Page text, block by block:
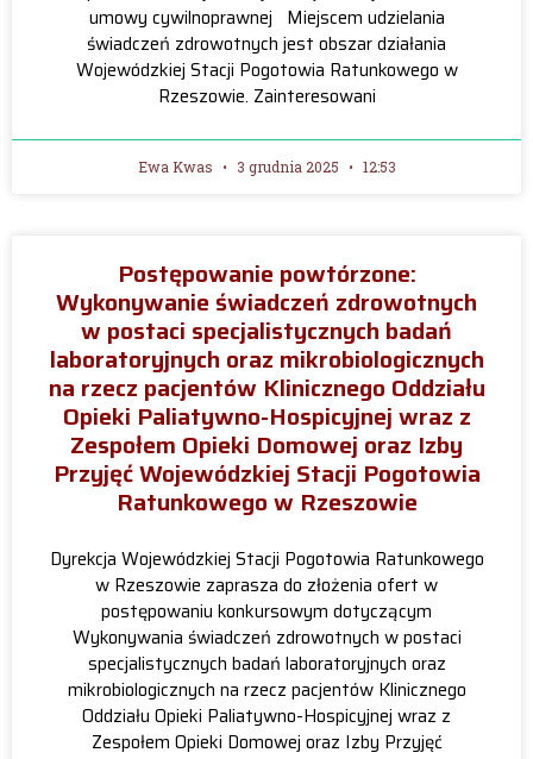
umowy cywilnoprawnej Miejscem udzielania
świadczeń zdrowotnych jest obszar działania
Wojewódzkiej Stacji Pogotowia Ratunkowego w
Rzeszowie. Zainteresowani
Ewa Kwas 3 grudnia 2025 12:53
Postępowanie powtórzone:
Wykonywanie świadczeń zdrowotnych
w postaci specjalistycznych badań
laboratoryjnych oraz mikrobiologicznych
na rzecz pacjentów Klinicznego Oddziału
Opieki Paliatywno-Hospicyjnej wraz z
Zespołem Opieki Domowej oraz Izby
Przyjęć Wojewódzkiej Stacji Pogotowia
Ratunkowego w Rzeszowie
Dyrekcja Wojewódzkiej Stacji Pogotowia Ratunkowego
w Rzeszowie zaprasza do złożenia ofert w
postępowaniu konkursowym dotyczącym
Wykonywania świadczeń zdrowotnych w postaci
specjalistycznych badań laboratoryjnych oraz
mikrobiologicznych na rzecz pacjentów Klinicznego
Oddziału Opieki Paliatywno-Hospicyjnej wraz z
Zespołem Opieki Domowej oraz Izby Przyjęć